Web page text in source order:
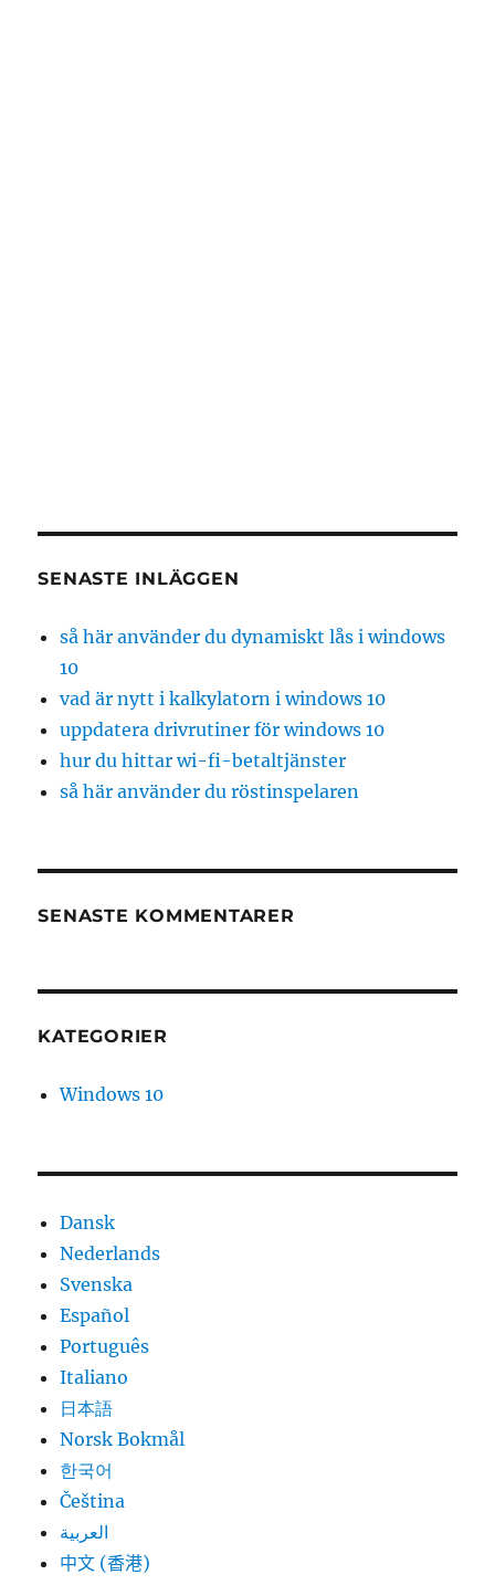
SENASTE INLÄGGEN
så här använder du dynamiskt lås i windows
10
vad är nytt i kalkylatorn i windows 10
uppdatera drivrutiner för windows 10
hur du hittar wi-fi-betaltjänster
så här använder du röstinspelaren
SENASTE KOMMENTARER
KATEGORIER
Windows 10
Dansk
Nederlands
Svenska
Español
Português
Italiano
日本語
Norsk Bokmål
한국어
Čeština
العربية
中文 (香港)